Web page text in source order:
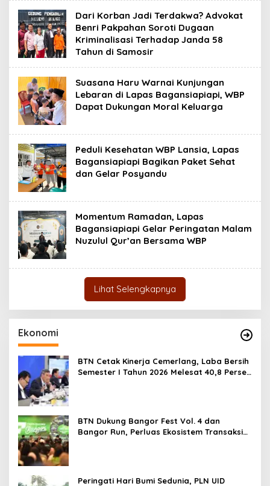
Dari Korban Jadi Terdakwa? Advokat
Benri Pakpahan Soroti Dugaan
Kriminalisasi Terhadap Janda 58
Tahun di Samosir
Suasana Haru Warnai Kunjungan
Lebaran di Lapas Bagansiapiapi, WBP
Dapat Dukungan Moral Keluarga
Peduli Kesehatan WBP Lansia, Lapas
Bagansiapiapi Bagikan Paket Sehat
dan Gelar Posyandu
Momentum Ramadan, Lapas
Bagansiapiapi Gelar Peringatan Malam
Nuzulul Qur’an Bersama WBP
Lihat Selengkapnya
Ekonomi
BTN Cetak Kinerja Cemerlang, Laba Bersih
Semester I Tahun 2026 Melesat 40,8 Persen
BTN Dukung Bangor Fest Vol. 4 dan
Bangor Run, Perluas Ekosistem Transaksi
Peringati Hari Bumi Sedunia, PLN UID